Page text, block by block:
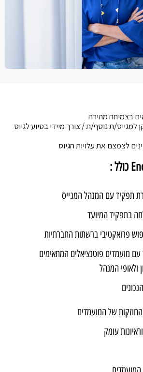
בצמיחה מהירה
למגייס/ת נוסף/ת / צורך מיידי בסיוע לגיוס
לצמצם את עלויות הגיוס
תפקיד עם המנהל המגייס
פרואקטיבי ברשתות החברתיות
עם מועמדים פוטנציאלים המתאימים
של המועמדים
עומק